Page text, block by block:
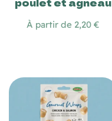
À partir de 2,20 €